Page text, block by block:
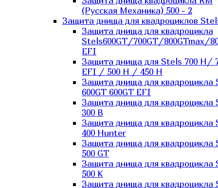
(Русская Механика) 500 - 2
Защита днища для квадроциклов
Защита днища для квадроцикла
Stels600GT/700GT/800GTmax/
EFI
Защита днища для Stels 700 H/
EFI / 500 H / 450 H
Защита днища для квадроцикла
600GT 600GT EFI
Защита днища для квадроцикла
300 B
Защита днища для квадроцикла
400 Hunter
Защита днища для квадроцикла
500 GT
Защита днища для квадроцикла
500 K
Защита днища для квадроцикла